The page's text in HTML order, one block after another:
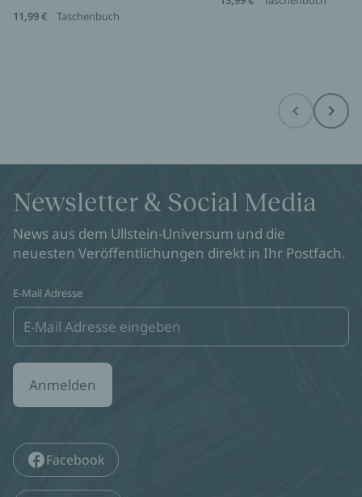
11,99 €
Taschenbuch
Before Next
Newsletter & Social Media
News aus dem Ullstein-Universum und die
neuesten Veröffentlichungen direkt in Ihr Postfach.
E-Mail Adresse
Anmelden
Facebook